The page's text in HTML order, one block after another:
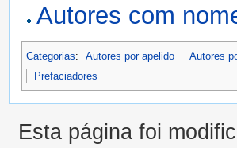
Autores com
Categorias: Autores por apelido
Autores
Prefaciadores
Esta página foi